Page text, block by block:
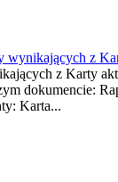
wynikających z
z Karty
Karta...